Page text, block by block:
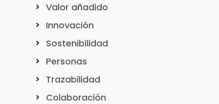
Valor añadido
Innovación
Sostenibilidad
Personas
Trazabilidad
Colaboración